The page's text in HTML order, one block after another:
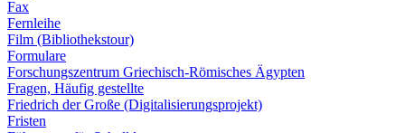
Fax
Fernleihe
Film (Bibliothekstour)
Formulare
Forschungszentrum Griechisch-Römisches Ägypten
Fragen, Häufig gestellte
Friedrich der Große (Digitalisierungsprojekt)
Fristen